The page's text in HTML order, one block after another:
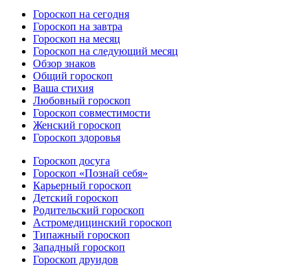
Гороскоп на сегодня
Гороскоп на завтра
Гороскоп на месяц
Гороскоп на следующий месяц
Обзор знаков
Общий гороскоп
Ваша стихия
Любовный гороскоп
Гороскоп совместимости
Женский гороскоп
Гороскоп здоровья
Гороскоп досуга
Гороскоп «Познай себя»
Карьерный гороскоп
Детский гороскоп
Родительский гороскоп
Астромедицинский гороскоп
Типажный гороскоп
Западный гороскоп
Гороскоп друидов